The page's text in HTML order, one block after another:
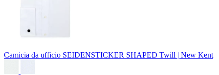
Camicia da ufficio SEIDENSTICKER SHAPED Twill | New Kent